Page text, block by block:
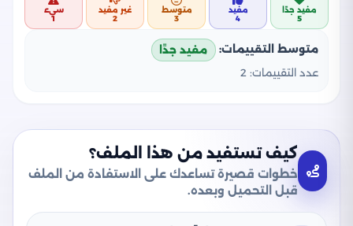
مفيد جدًا
5
مفيد
4
متوسط
3
غير مفيد
2
سيء
1
متوسط التقييمات:
مفيد جدًا
عدد التقييمات: 2
كيف تستفيد من هذا الملف؟
خطوات قصيرة تساعدك على الاستفادة من الملف
قبل التحميل وبعده.